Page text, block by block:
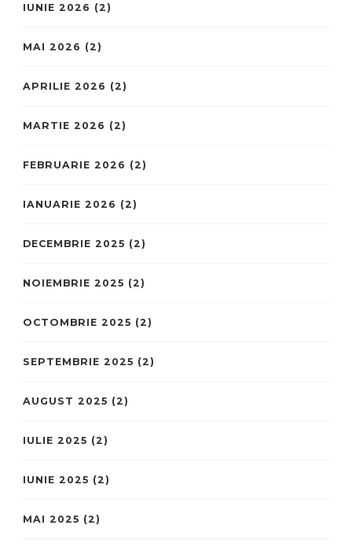
IUNIE 2026 (2)
MAI 2026 (2)
APRILIE 2026 (2)
MARTIE 2026 (2)
FEBRUARIE 2026 (2)
IANUARIE 2026 (2)
DECEMBRIE 2025 (2)
NOIEMBRIE 2025 (2)
OCTOMBRIE 2025 (2)
SEPTEMBRIE 2025 (2)
AUGUST 2025 (2)
IULIE 2025 (2)
IUNIE 2025 (2)
MAI 2025 (2)